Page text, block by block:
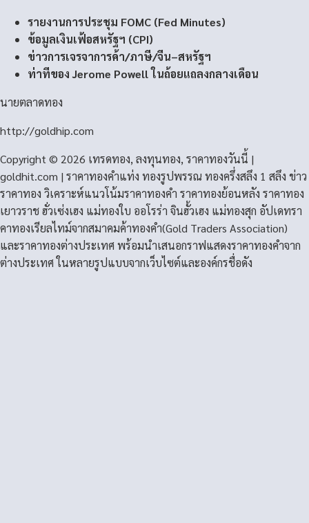
รายงานการประชุม FOMC (Fed Minutes)
ข้อมูลเงินเฟ้อสหรัฐฯ (CPI)
ข่าวการเจรจาการค้า/ภาษี/จีน–สหรัฐฯ
ท่าทีของ Jerome Powell ในถ้อยแถลงกลางเดือน
นายตลาดทอง
http://goldhip.com
Copyright © 2026 เทรดทอง, ลงทุนทอง, ราคาทองวันนี้ |
goldhit.com | ราคาทองคําแท่ง ทองรูปพรรณ ทองครึ่งสลึง 1 สลึง ข่าว
ราคาทอง วิเคราะห์แนวโน้มราคาทองคํา ราคาทองย้อนหลัง ราคาทอง
เยาวราช ฮั่วเซ่งเฮง แม่ทองใบ ออโรร่า จินฮั้วเฮง แม่ทองสุก อัปเดทรา
คาทองเรียลไทม์จากสมาคมค้าทองคำ(Gold Traders Association)
และราคาทองต่างประเทศ พร้อมนำเสนอกราฟแสดงราคาทองคำจาก
ต่างประเทศ ในหลายรูปแบบจากเว็บไซต์และองค์กรชื่อดัง